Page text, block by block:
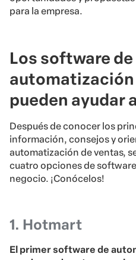
para la empresa.
Los software de
automatización
pueden ayudar
Después de conocer los
información, consejos y
automatización de ventas,
cuatro opciones de
negocio. ¡Conócelos!
1. Hotmart
El primer software de